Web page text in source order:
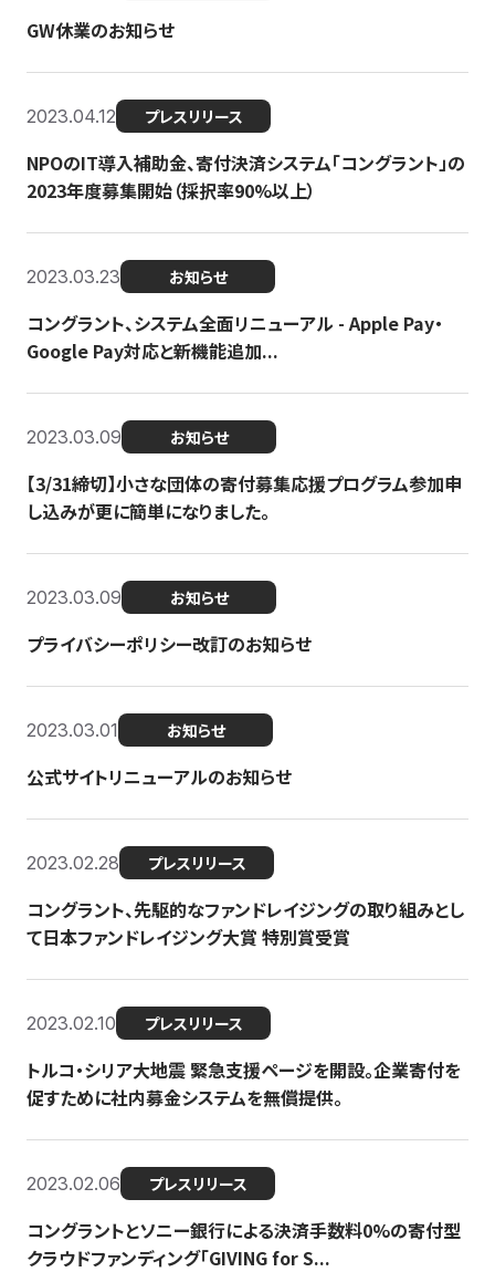
GW休業のお知らせ
2023.04.12 プレスリリース
NPOのIT導入補助金、寄付決済システム「コングラント」の
2023年度募集開始（採択率90%以上）
2023.03.23 お知らせ
コングラント、システム全面リニューアル - Apple Pay・
Google Pay対応と新機能追加...
2023.03.09 お知らせ
【3/31締切】小さな団体の寄付募集応援プログラム参加申
し込みが更に簡単になりました。
2023.03.09 お知らせ
プライバシーポリシー改訂のお知らせ
2023.03.01 お知らせ
公式サイトリニューアルのお知らせ
2023.02.28 プレスリリース
コングラント、先駆的なファンドレイジングの取り組みとし
て日本ファンドレイジング大賞 特別賞受賞
2023.02.10 プレスリリース
トルコ・シリア大地震 緊急支援ページを開設。企業寄付を
促すために社内募金システムを無償提供。
2023.02.06 プレスリリース
コングラントとソニー銀行による決済手数料0%の寄付型
クラウドファンディング「GIVING for S...